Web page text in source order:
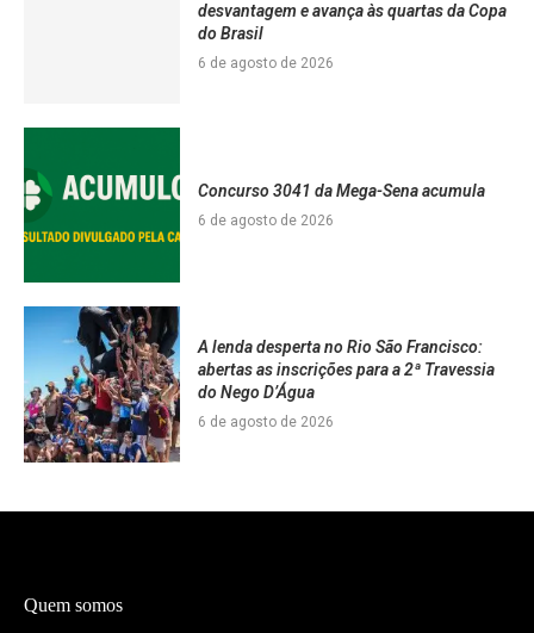
desvantagem e avança às quartas da Copa
do Brasil
6 de agosto de 2026
Concurso 3041 da Mega-Sena acumula
6 de agosto de 2026
A lenda desperta no Rio São Francisco:
abertas as inscrições para a 2ª Travessia
do Nego D’Água
6 de agosto de 2026
Quem somos